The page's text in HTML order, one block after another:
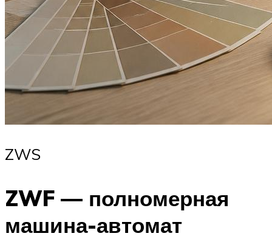
ZWS
ZWF — полномерная
машина-автомат